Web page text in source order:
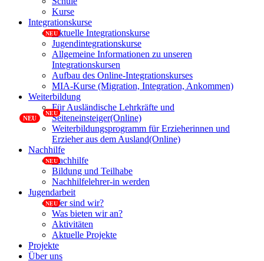
Kurse
Integrationskurse
Aktuelle Integrationskurse
Jugendintegrationskurse
Allgemeine Informationen zu unseren
Integrationskursen
Aufbau des Online-Integrationskurses
MIA-Kurse (Migration, Integration, Ankommen)
Weiterbildung
Für Ausländische Lehrkräfte und
Seiteneinsteiger(Online)
Weiterbildungsprogramm für Erzieherinnen und
Erzieher aus dem Ausland(Online)
Nachhilfe
Nachhilfe
Bildung und Teilhabe
Nachhilfelehrer-in werden
Jugendarbeit
Wer sind wir?
Was bieten wir an?
Aktivitäten
Aktuelle Projekte
Projekte
Über uns